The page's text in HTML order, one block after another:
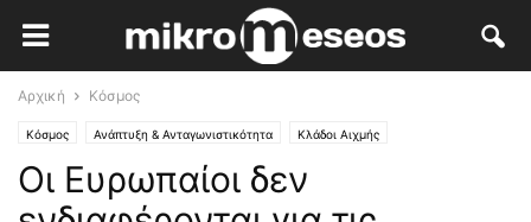
Αρχική Κόσμος
Κόσμος Ανάπτυξη & Ανταγωνιστικότητα Κλάδοι Αιχμής
Ειδήσεις-Επικαιρότητα Πολιτική Διεθνή
Οι Ευρωπαίοι δεν